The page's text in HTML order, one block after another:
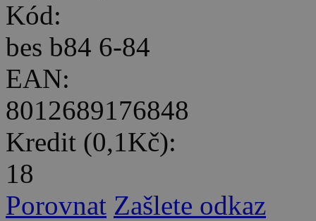
Kód:
bes b84 6-84
EAN:
8012689176848
Kredit (0,1Kč):
18
Porovnat Zašlete odkaz